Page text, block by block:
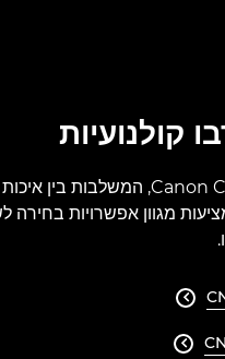
קולנועיות
מגוון אפשרויות בחירה

